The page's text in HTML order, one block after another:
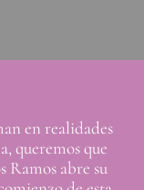
en realidades
queremos que
Ramos abre su